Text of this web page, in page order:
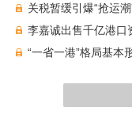
关税暂缓引爆“抢运
李嘉诚出售千亿港口
“一省一港”格局基本